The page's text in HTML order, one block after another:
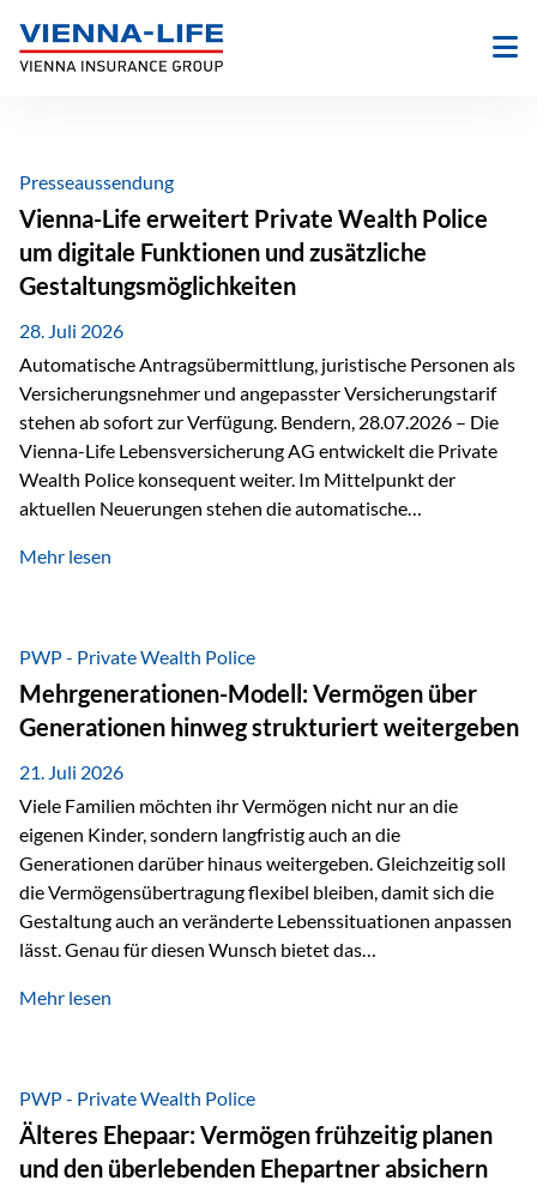
Inhalt
springen
Presseaussendung
Vienna-Life erweitert Private Wealth Police
um digitale Funktionen und zusätzliche
Gestaltungsmöglichkeiten
28. Juli 2026
Automatische Antragsübermittlung, juristische Personen als
Versicherungsnehmer und angepasster Versicherungstarif
stehen ab sofort zur Verfügung. Bendern, 28.07.2026 – Die
Vienna-Life Lebensversicherung AG entwickelt die Private
Wealth Police konsequent weiter. Im Mittelpunkt der
aktuellen Neuerungen stehen die automatische
als Versicherungsnehmer einzusetzen, sowie eine
Abwicklung für Vertriebspartner deutlich effizienter
gestaltet. Anträge werden direkt elektronisch übermittelt,
Medienbrüche reduziert und die weitere Bearbeitung
beschleunigt. Ab sofort können auch juristische Personen,
wie Kapitalgesellschaften oder Stiftungen, als
Versicherungsnehmer eingesetzt werden. Damit erweitert
die Vienna-Life die Einsatzmöglichkeiten der Private Wealth
Police insbesondere für…
Mehr lesen
PWP - Private Wealth Police
Mehrgenerationen-Modell: Vermögen über
Generationen hinweg strukturiert weitergeben
21. Juli 2026
Viele Familien möchten ihr Vermögen nicht nur an die
eigenen Kinder, sondern langfristig auch an die
Generationen darüber hinaus weitergeben. Gleichzeitig soll
die Vermögensübertragung flexibel bleiben, damit sich die
Gestaltung auch an veränderte Lebenssituationen anpassen
lässt. Genau für diesen Wunsch bietet das
Vienna-Life eine interessante Lösung. Es ermöglicht,
Ausgangssituation Stellen Sie sich folgende Familie vor: Die
Großeltern haben über viele Jahre Vermögen aufgebaut. Ihr
Wunsch ist es, dieses Vermögen nicht nur den eigenen
Kindern, sondern langfristig auch den Enkeln zukommen zu…
Mehr lesen
PWP - Private Wealth Police
Älteres Ehepaar: Vermögen frühzeitig planen
und den überlebenden Ehepartner absichern